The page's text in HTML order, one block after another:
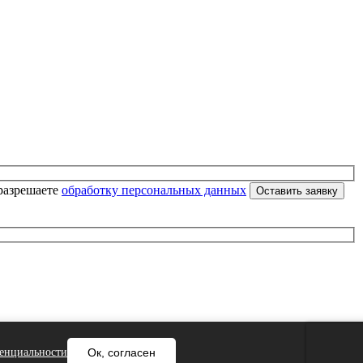
обработку персональных данных
Ок, согласен